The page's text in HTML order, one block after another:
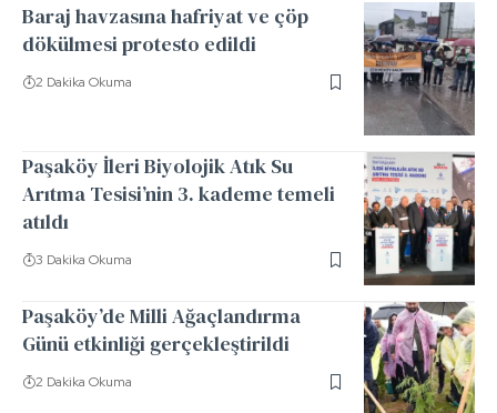
Baraj havzasına hafriyat ve çöp
dökülmesi protesto edildi
2 Dakika Okuma
Paşaköy İleri Biyolojik Atık Su
Arıtma Tesisi’nin 3. kademe temeli
atıldı
3 Dakika Okuma
Paşaköy’de Milli Ağaçlandırma
Günü etkinliği gerçekleştirildi
2 Dakika Okuma